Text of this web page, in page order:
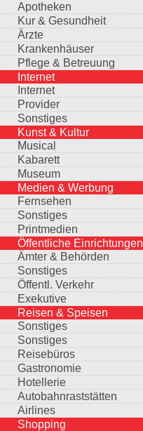
Apotheken
Kur & Gesundheit
Ärzte
Krankenhäuser
Pflege & Betreuung
Internet
Internet
Provider
Sonstiges
Kunst & Kultur
Musical
Kabarett
Museum
Medien & Werbung
Fernsehen
Sonstiges
Printmedien
Öffentliche Einrichtungen
Ämter & Behörden
Sonstiges
Öffentl. Verkehr
Exekutive
Reisen & Speisen
Sonstiges
Sonstiges
Reisebüros
Gastronomie
Hotellerie
Autobahnraststätten
Airlines
Shopping